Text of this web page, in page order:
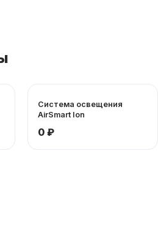
Система освещения
AirSmart Ion
0 ₽